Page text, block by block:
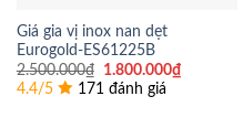
Giá gia vị inox nan dẹt
Eurogold-ES61225B
2.500.000₫
Giá
gốc
là:
1.800.000₫Giá
4.4/5 171 đánh giá